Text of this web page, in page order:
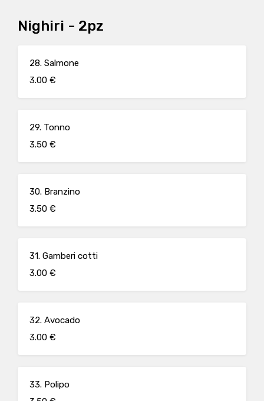
Nighiri - 2pz
28. Salmone
3.00 €
29. Tonno
3.50 €
30. Branzino
3.50 €
31. Gamberi cotti
3.00 €
32. Avocado
3.00 €
33. Polipo